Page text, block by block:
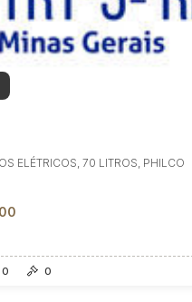
ELÉTRICOS, 70 LITROS, PHILCO
0 0